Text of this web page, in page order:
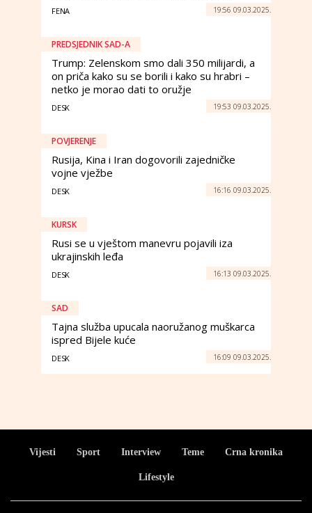
FENA 19:56 09.03.2025.
PREDSJEDNIK SAD-A
Trump: Zelenskom smo dali 350 milijardi, a
on priča kako su se borili i kako su hrabri –
netko je morao dati to oružje
DESK 19:53 09.03.2025.
POVJERENJE
Rusija, Kina i Iran dogovorili zajedničke
vojne vježbe
DESK 16:16 09.03.2025.
KURSK
Rusi se u vještom manevru pojavili iza
ukrajinskih leđa
DESK 16:13 09.03.2025.
SAD
Tajna služba upucala naoružanog muškarca
ispred Bijele kuće
DESK 16:09 09.03.2025.
Vijesti Sport Interview Teme Crna kronika
Lifestyle